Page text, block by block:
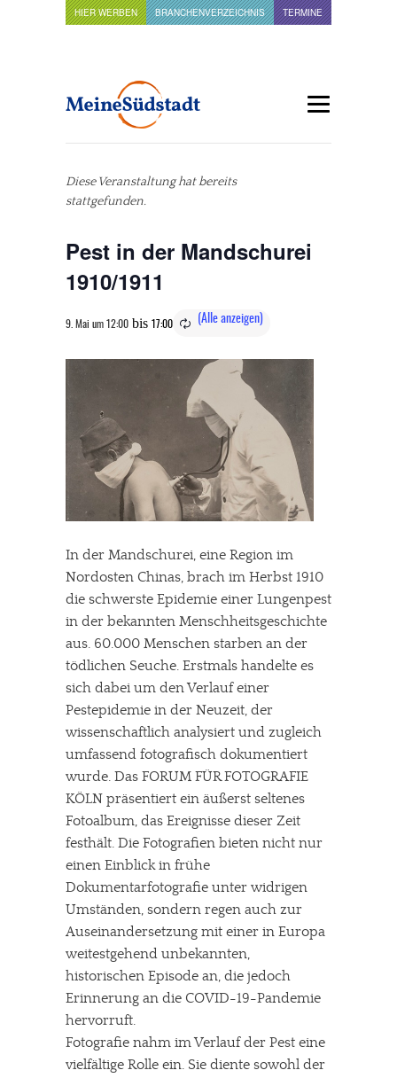
HIER WERBEN BRANCHENVERZEICHNIS TERMINE
Diese Veranstaltung hat bereits
stattgefunden.
Pest in der Mandschurei
1910/1911
9. Mai um 12:00 bis 17:00
In der Mandschurei, eine Region im
Nordosten Chinas, brach im Herbst 1910
die schwerste Epidemie einer Lungenpest
in der bekannten Menschheitsgeschichte
aus. 60.000 Menschen starben an der
tödlichen Seuche. Erstmals handelte es
sich dabei um den Verlauf einer
Pestepidemie in der Neuzeit, der
wissenschaftlich analysiert und zugleich
umfassend fotografisch dokumentiert
wurde. Das FORUM FÜR FOTOGRAFIE
KÖLN präsentiert ein äußerst seltenes
Fotoalbum, das Ereignisse dieser Zeit
festhält. Die Fotografien bieten nicht nur
einen Einblick in frühe
Dokumentarfotografie unter widrigen
Umständen, sondern regen auch zur
Auseinandersetzung mit einer in Europa
weitestgehend unbekannten,
historischen Episode an, die jedoch
Erinnerung an die COVID-19-Pandemie
hervorruft.
Fotografie nahm im Verlauf der Pest eine
vielfältige Rolle ein. Sie diente sowohl der